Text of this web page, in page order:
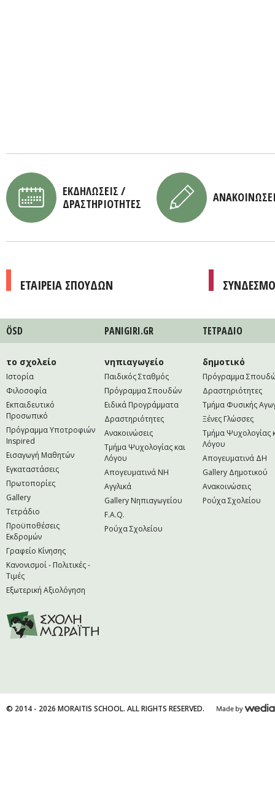
ΕΚΔΗΛΩΣΕΙΣ /
ΔΡΑΣΤΗΡΙΟΤΗΤΕΣ
ΕΤΑΙΡΕΙΑ ΣΠΟΥΔΩΝ
ÖSD PANIGIRI.GR ΤΕΤΡAΔΙΟ
το σχολείο
Ιστορία
Φιλοσοφία
Εκπαιδευτικό
Προσωπικό
Πρόγραμμα Υποτροφιών
Inspired
Εισαγωγή Μαθητών
Εγκαταστάσεις
Πρωτοπορίες
Gallery
Τετράδιο
Προϋποθέσεις
Εκδρομών
Γραφείο Κίνησης
Κανονισμοί - Πολιτικές -
Τιμές
Εξωτερική Αξιολόγηση
νηπιαγωγείο
Παιδικός Σταθμός
Πρόγραμμα Σπουδών
Ειδικά Προγράμματα
Δραστηριότητες
Ανακοινώσεις
Τμήμα Ψυχολογίας και
Λόγου
Απογευματινά NH
Αγγλικά
Gallery Νηπιαγωγείου
F.A.Q.
Ρούχα Σχολείου
δημοτικό
Πρόγραμμα
Δραστηριότητες
Τμήμα Φυσικής
Ξένες Γλώσσες
Τμήμα Ψυχολογίας
Λόγου
Απογευματινά ΔΗ
Gallery Δημοτικού
Ανακοινώσεις
Ρούχα Σχολείου
© 2014 - 2026 MORAITIS SCHOOL. ALL RIGHTS RESERVED.